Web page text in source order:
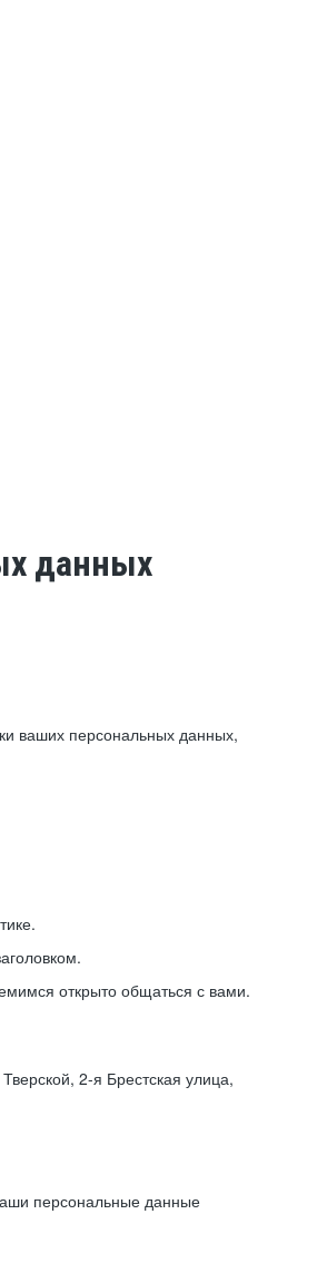
данных
ваших персональных данных,
открыто общаться с вами.
2-я Брестская улица,
персональные данные